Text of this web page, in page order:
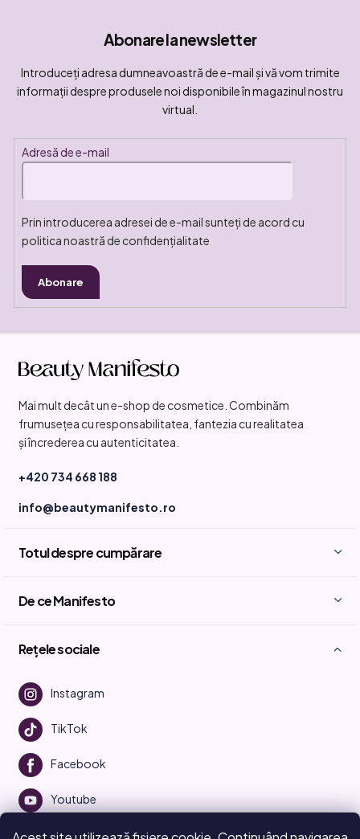
Abonare la newsletter
Introduceţi adresa dumneavoastră de e-mail şi vă vom trimite
informaţii despre produsele noi disponibile în magazinul nostru
virtual.
Adresă de e-mail
Prin introducerea adresei de e-mail sunteți de acord cu
politica noastră de confidențialitate
Abonare
Mai mult decât un e-shop de cosmetice. Combinăm
frumusețea cu responsabilitatea, fantezia cu realitatea
și încrederea cu autenticitatea.
+420 734 668 188
info@beautymanifesto.ro
Totul despre cumpărare
De ce Manifesto
Rețele sociale
Instagram
TikTok
Facebook
Youtube